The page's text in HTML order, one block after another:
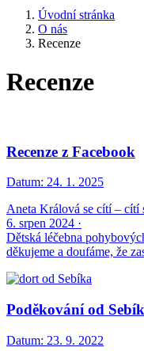
Úvodní stránka
O nás
Recenze
Recenze
Recenze z Facebook
Datum: 24. 1. 2025
Aneta Králová se cítí – cítí
6. srpen 2024 ·
Dětská léčebna
děkujeme a doufáme, že
Poděkování od
Datum: 23. 9. 2022